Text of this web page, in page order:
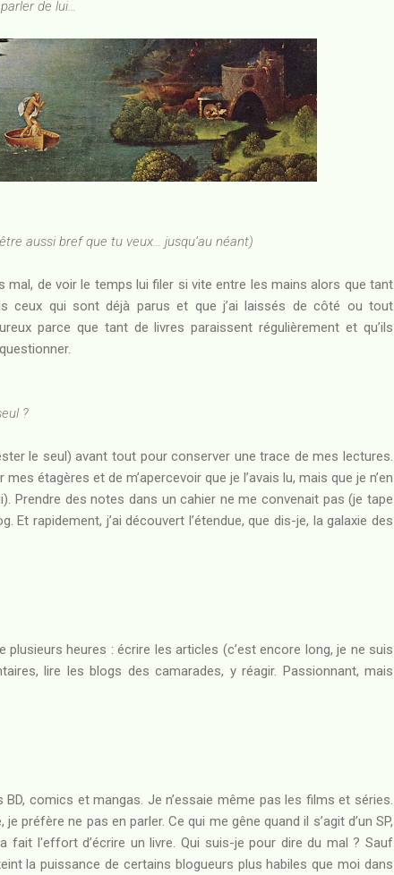
de lui...
aussi bref que tu veux… jusqu’au néant)
de voir le temps lui filer si vite entre les mains alors que tant
ceux qui sont déjà parus et que j’ai laissés de côté ou tout
parce que tant de livres paraissent régulièrement et qu’ils
?
le seul) avant tout pour conserver une trace de mes lectures.
étagères et de m’apercevoir que je l’avais lu, mais que je n’en
Prendre des notes dans un cahier ne me convenait pas (je tape
Et rapidement, j’ai découvert l’étendue, que dis-je, la galaxie des
plusieurs heures : écrire les articles (c’est encore long, je ne suis
lire les blogs des camarades, y réagir. Passionnant, mais
comics et mangas. Je n’essaie même pas les films et séries.
préfère ne pas en parler. Ce qui me gêne quand il s’agit d’un SP,
fait l'effort d’écrire un livre. Qui suis-je pour dire du mal ? Sauf
la puissance de certains blogueurs plus habiles que moi dans